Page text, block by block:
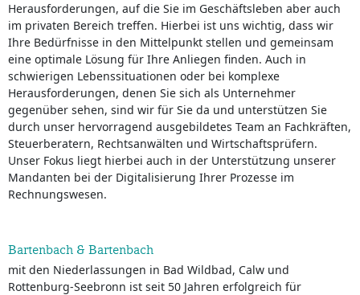
Herausforderungen, auf die Sie im Geschäftsleben aber auch
im privaten Bereich treffen. Hierbei ist uns wichtig, dass wir
Ihre Bedürfnisse in den Mittelpunkt stellen und gemeinsam
eine optimale Lösung für Ihre Anliegen finden. Auch in
schwierigen Lebenssituationen oder bei komplexe
Herausforderungen, denen Sie sich als Unternehmer
gegenüber sehen, sind wir für Sie da und unterstützen Sie
durch unser hervorragend ausgebildetes Team an Fachkräften,
Steuerberatern, Rechtsanwälten und Wirtschaftsprüfern.
Unser Fokus liegt hierbei auch in der Unterstützung unserer
Mandanten bei der Digitalisierung Ihrer Prozesse im
Rechnungswesen.
Bartenbach & Bartenbach
mit den Niederlassungen in Bad Wildbad, Calw und
Rottenburg-Seebronn ist seit 50 Jahren erfolgreich für